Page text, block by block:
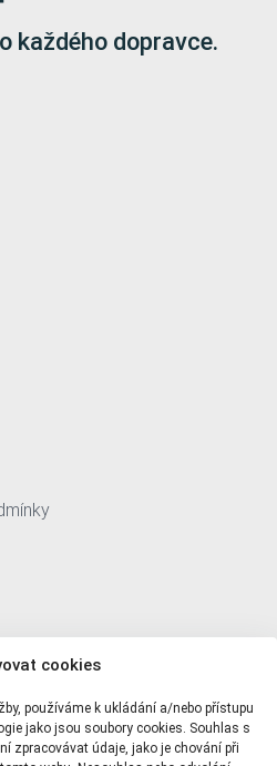
cookies
používáme k ukládání a/nebo přístupu
jako jsou soubory cookies. Souhlas s
zpracovávat údaje, jako je chování při
každého dopravce.